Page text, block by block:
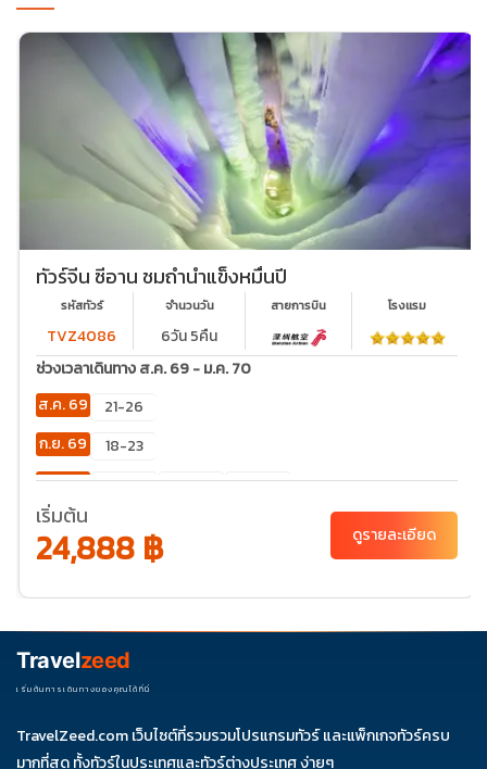
ทัวร์จีน ซีอาน ชมถ้ำน้ำแข็งหมื่นปี
รหัสทัวร์
TVZ4086
จำนวนวัน
6วัน 5คืน
สายการบิน โรงเเรม
ช่วงเวลาเดินทาง ส.ค. 69 - ม.ค. 70
ส.ค. 69
21-26
ก.ย. 69
18-23
ต.ค. 69
02-
23-28
30-
พ.ย. 69
20-
ม.ค. 70
01-06
เริ่มต้น
24,888 ฿ ดูรายละเอียด
Travelzeed
เริ่มต้นการเดินทางของคุณได้ที่นี่
TravelZeed.com เว็บไซต์ที่รวมรวมโปรแกรมทัวร์ และแพ็กเกจทัวร์ครบ
มากที่สุด ทั้งทัวร์ในประเทศและทัวร์ต่างประเทศ ง่ายๆ